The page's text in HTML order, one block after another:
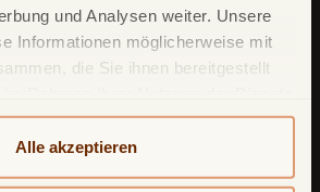
und Analysen weiter. Unsere
Informationen möglicherweise mit
die Sie ihnen bereitgestellt
detailliertere Informationen
Datenschutzerklärung
Impressum können Siehier
Alle akzeptieren
Pay